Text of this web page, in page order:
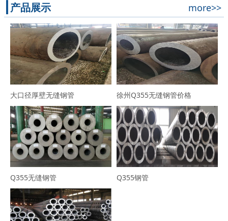
产品展示 more>>
大口径厚壁无缝钢管 徐州Q355无缝钢管价格
Q355无缝钢管 Q355钢管